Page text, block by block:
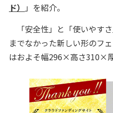
ド）
」を紹介。
「安全性」と「使いやす
までなかった新しい形のフ
はおよそ幅296×高さ310×